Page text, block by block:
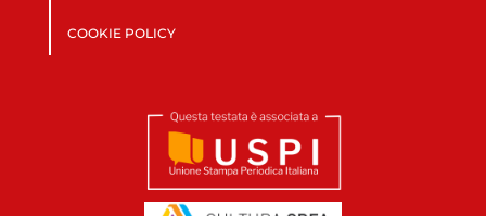
COOKIE POLICY